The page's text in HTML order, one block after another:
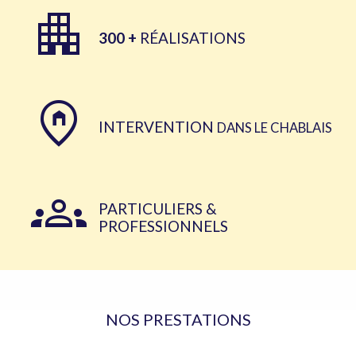
apartment 300 + RÉALISATIONS
home_pin INTERVENTION DANS LE CHABLAIS
groups
PARTICULIERS &
PROFESSIONNELS
NOS PRESTATIONS